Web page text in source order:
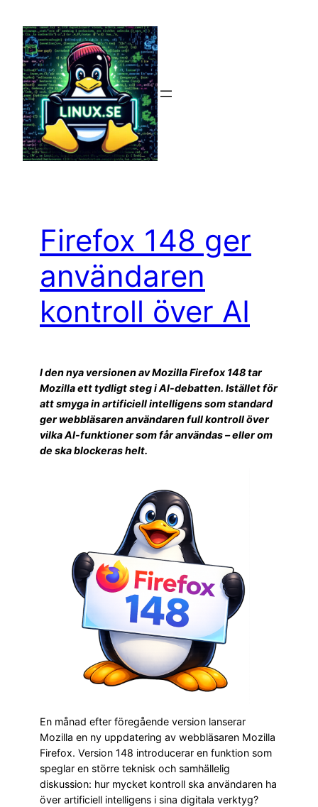
innehåll
Firefox 148 ger
användaren
kontroll över AI
I den nya versionen av Mozilla Firefox 148 tar
Mozilla ett tydligt steg i AI-debatten. Istället för
att smyga in artificiell intelligens som standard
ger webbläsaren användaren full kontroll över
vilka AI-funktioner som får användas – eller om
de ska blockeras helt.
En månad efter föregående version lanserar
Mozilla en ny uppdatering av webbläsaren Mozilla
Firefox. Version 148 introducerar en funktion som
speglar en större teknisk och samhällelig
diskussion: hur mycket kontroll ska användaren ha
över artificiell intelligens i sina digitala verktyg?